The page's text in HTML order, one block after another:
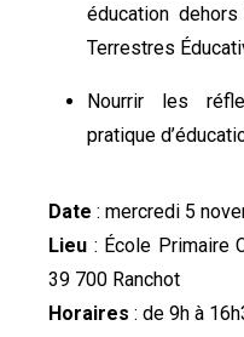
éducation
Terrestres
Nourrir les
pratique
Date : mercredi 5
Lieu : École Primaire
39 700 Ranchot
Horaires : de 9h à